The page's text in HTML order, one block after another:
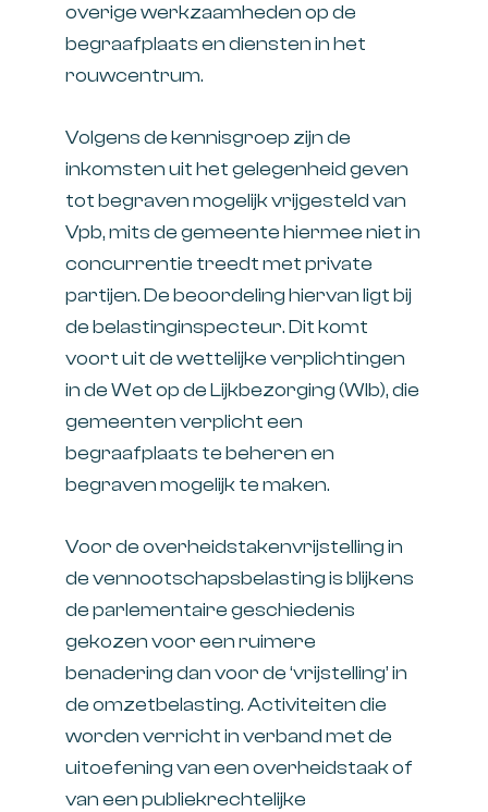
overige werkzaamheden op de
begraafplaats en diensten in het
rouwcentrum.
Volgens de kennisgroep zijn de
inkomsten uit het gelegenheid geven
tot begraven mogelijk vrijgesteld van
Vpb, mits de gemeente hiermee niet in
concurrentie treedt met private
partijen. De beoordeling hiervan ligt bij
de belastinginspecteur. Dit komt
voort uit de wettelijke verplichtingen
in de Wet op de Lijkbezorging (Wlb), die
gemeenten verplicht een
begraafplaats te beheren en
begraven mogelijk te maken.
Voor de overheidstakenvrijstelling in
de vennootschapsbelasting is blijkens
de parlementaire geschiedenis
gekozen voor een ruimere
benadering dan voor de ‘vrijstelling’ in
de omzetbelasting. Activiteiten die
worden verricht in verband met de
uitoefening van een overheidstaak of
van een publiekrechtelijke